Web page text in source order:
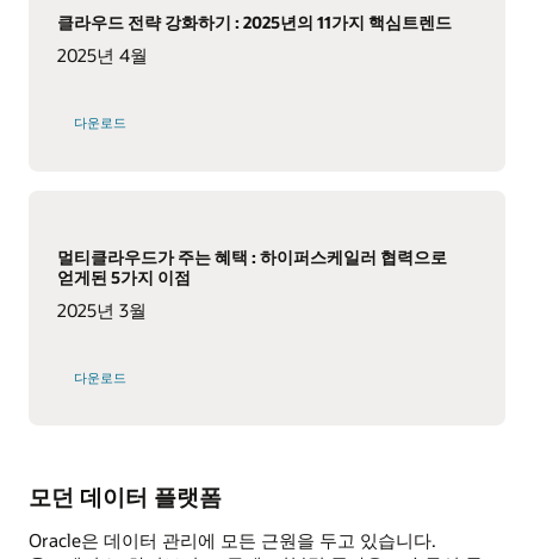
클라우드 전략 강화하기 : 2025년의 11가지 핵심트렌드
2025년 4월
다운로드
멀티클라우드가 주는 혜택 : 하이퍼스케일러 협력으로
얻게된 5가지 이점
2025년 3월
다운로드
모던 데이터 플랫폼
Oracle은 데이터 관리에 모든 근원을 두고 있습니다.